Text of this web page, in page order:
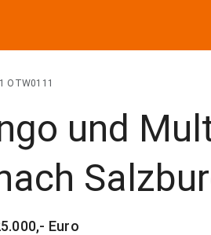
OTW0111
und
Euro